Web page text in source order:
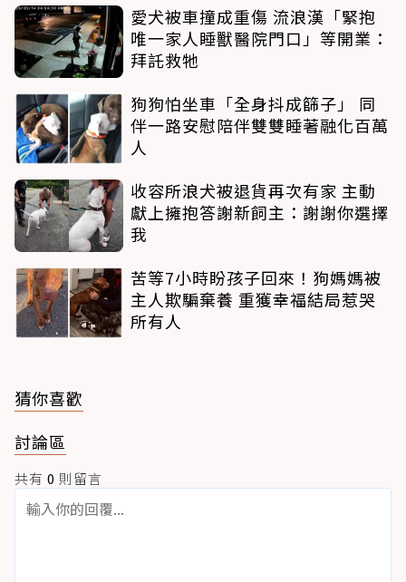
愛犬被車撞成重傷 流浪漢「緊抱
唯一家人睡獸醫院門口」等開業：
拜託救牠
狗狗怕坐車「全身抖成篩子」 同
伴一路安慰陪伴雙雙睡著融化百萬
人
收容所浪犬被退貨再次有家 主動
獻上擁抱答謝新飼主：謝謝你選擇
我
苦等7小時盼孩子回來！狗媽媽被
主人欺騙棄養 重獲幸福結局惹哭
所有人
猜你喜歡
討論區
共有 0 則留言